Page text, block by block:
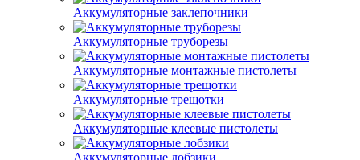
Аккумуляторные заклепочники
Аккумуляторные труборезы
Аккумуляторные монтажные пистолеты
Аккумуляторные трещотки
Аккумуляторные клеевые пистолеты
Аккумуляторные лобзики